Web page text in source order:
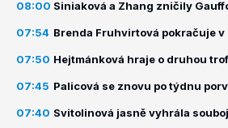
08:00 Siniaková a Zhang zničily
07:54 Brenda Fruhvirtová pokračuje v
07:50 Hejtmánková hraje o druhou
07:45 Palicová se znovu po týdnu
07:40 Svitolinová jasně vyhrála